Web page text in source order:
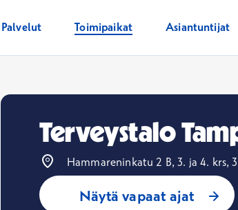
Palvelut Toimipaikat Asiantuntijat
Terveystalo
Hammareninkatu 2 B, 3. ja 4. krs,
Näytä vapaat ajat